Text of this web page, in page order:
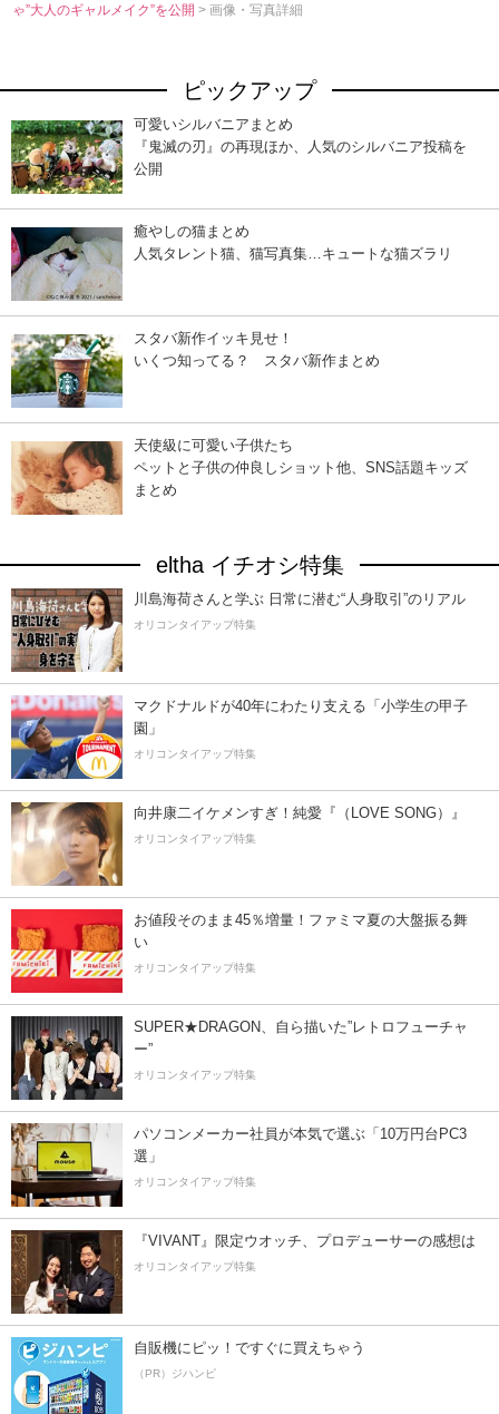
ゃ”大人のギャルメイク”を公開> 画像・写真詳細
ピックアップ
可愛いシルバニアまとめ
『鬼滅の刃』の再現ほか、人気のシルバニア投稿を
公開
癒やしの猫まとめ
人気タレント猫、猫写真集…キュートな猫ズラリ
スタバ新作イッキ見せ！
いくつ知ってる？ スタバ新作まとめ
天使級に可愛い子供たち
ペットと子供の仲良しショット他、SNS話題キッズ
まとめ
eltha イチオシ特集
川島海荷さんと学ぶ 日常に潜む“人身取引”のリアル
オリコンタイアップ特集
マクドナルドが40年にわたり支える「小学生の甲子
園」
オリコンタイアップ特集
向井康二イケメンすぎ！純愛『（LOVE SONG）』
オリコンタイアップ特集
お値段そのまま45％増量！ファミマ夏の大盤振る舞
い
オリコンタイアップ特集
SUPER★DRAGON、自ら描いた”レトロフューチャ
ー”
オリコンタイアップ特集
パソコンメーカー社員が本気で選ぶ「10万円台PC3
選」
オリコンタイアップ特集
『VIVANT』限定ウオッチ、プロデューサーの感想は
オリコンタイアップ特集
自販機にピッ！ですぐに買えちゃう
（PR）ジハンピ